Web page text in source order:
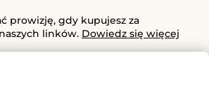
prowizję, gdy kupujesz za
linków. Dowiedz się więcej